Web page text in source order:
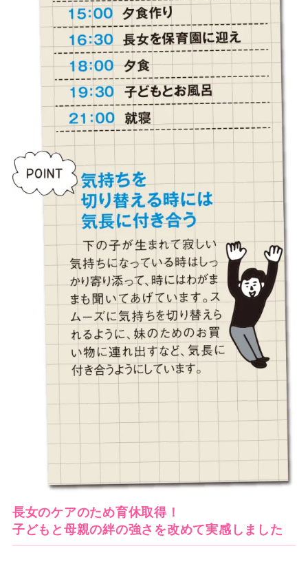
長女のケアのため育休取得！
子どもと母親の絆の強さを改めて実感しました